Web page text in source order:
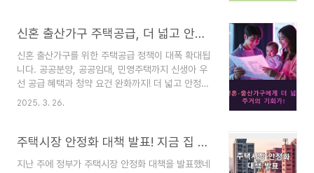
어..
에서 확인할 수 있습니다.지자체별 개별 아파트 실
거래가 찾아보기웹사이트 바로가기 강릉시 입암동
등 아파트 실거래가강릉시 입암동, 저동, 주문진읍,
지변동 지역 아파트들의 아파트 실거래가 내역입니
다. ✦ 본 아파트 실거래가 자료는 공공데이터포털
에서 제공하는 국통교통부 실거래가 자료를 근거로
아파트들..
신혼 출산가구 주택공급, 더 넓고 안정적인 보금자리로!
신혼 출산가구를 위한 주택공급 정책이 대폭 확대됩
니다. 공공분양, 공공임대, 민영주택까지 신생아 우
선 공급 혜택과 청약 요건 완화까지! 더 넓고 안정적
인 내 집 마련 기회가 오니 꼭 잡으세요. 신혼 출
중 하나일 것입니다. 결혼도 하고, 아이도 낳았지만
정부에서 신혼 출산가구 주택공급 정책을 대폭 강화
2025. 3. 26.
주택시장 안정화 대책 발표! 지금 집 사도 될까?
지난 주에 정부가 주택시장 안정화 대책을 발표했네